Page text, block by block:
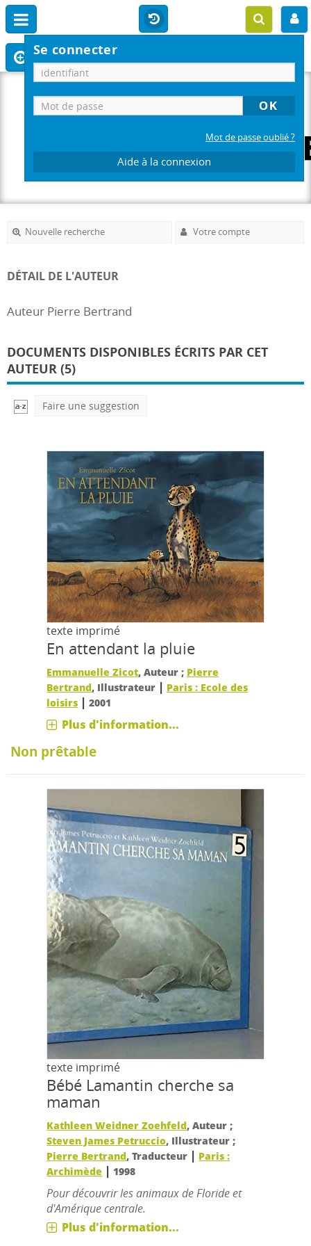
Se connecter
Mot de passe oublié ?
Aide à la connexion
Nouvelle recherche Votre compte
DÉTAIL DE L'AUTEUR
Auteur Pierre Bertrand
DOCUMENTS DISPONIBLES ÉCRITS PAR CET
AUTEUR (5)
Faire une suggestion
texte imprimé
En attendant la pluie
Emmanuelle Zicot, Auteur ; Pierre
Bertrand, Illustrateur | Paris : Ecole des
loisirs |2001
Plus d'information...
Non prêtable
texte imprimé
Bébé Lamantin cherche sa
maman
Kathleen Weidner Zoehfeld, Auteur ;
Steven James Petruccio, Illustrateur ;
Pierre Bertrand, Traducteur | Paris :
Archimède | 1998
Pour découvrir les animaux de Floride et
d'Amérique centrale.
Plus d'information...